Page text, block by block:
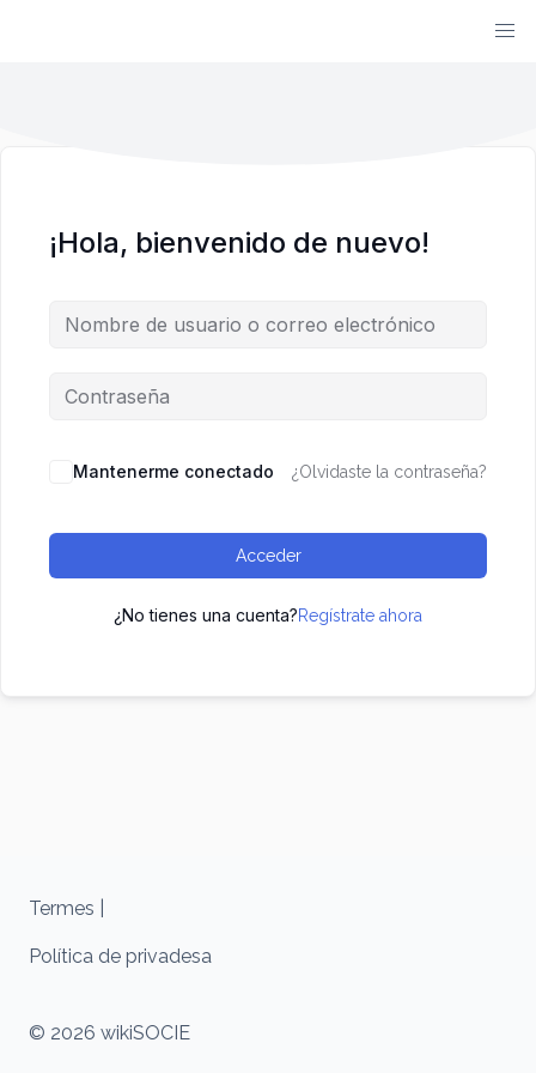
¡Hola, bienvenido de nuevo!
Mantenerme conectado ¿Olvidaste la contraseña?
Acceder
¿No tienes una cuenta?Regístrate ahora
© 2026 wikiSOCIE
Termes |
Política de privadesa